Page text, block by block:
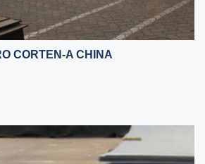
CORTEN-A CHINA